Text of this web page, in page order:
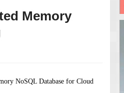
Memory
NoSQL Database for Cloud